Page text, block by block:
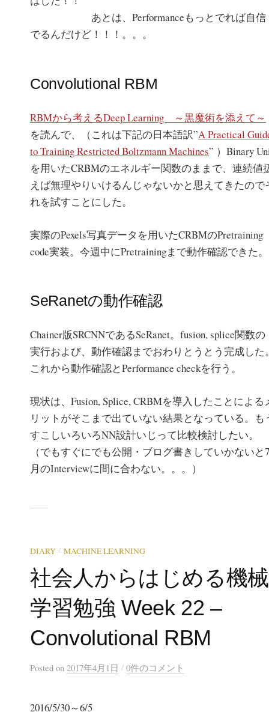
あとは、Performanceもっとでれば自信
でるんだけど！！！。。。
Convolutional RBM
RBMから考えるDeep Learning ～黒魔術を添えて～
を読んで、（これは下記の日本語訳”A Practical
to Training Restricted Boltzmann Machines” ）Binary
を用いたCRBMのエネルギー関数のままで、連続値
えば無理やりいけるんじゃないかと思えてきたので
れを試すことにした。
実際のPexels写真データを用いたCRBMのPretraining
code実装。今週中にPretrainingまで動作確認できた。
SeRanetの動作確認
Chainer版SRCNNであるSeRanet。fusion, splice関数の
実行および、動作確認までおわりとうとう完成した
これから動作確認とPerformance checkを行う。
現状は、Fusion, Splice, CRBMを導入したことによる
リットがそこまで出ていない結果となっている。も
すこしいろいろNN設計いじって比較検討したい。
（でもすぐにでも公開・ブログ書きしていかないと7
月のInterviewに間に合わない。。。）
DIARY / MACHINE LEARNING
社会人からはじめる機械
学習勉強 Week 22 –
Convolutional RBM
Posted on 2017年4月1日 / 0件のコメント
2016/5/30～6/5